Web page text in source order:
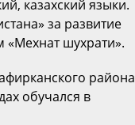
казахский языки.
за развитие
«Мехнат шухрати».
района
обучался в